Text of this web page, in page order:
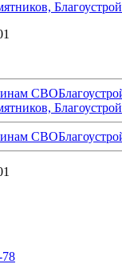
СВО
СВО
78